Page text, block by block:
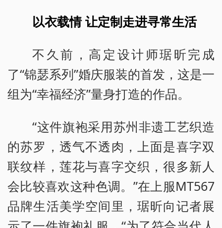
以衣载情 让定制走进寻常生活
不久前，高定设计师琚昕完成
了“锦瑟系列”婚庆服装的首发，这是一
组为“幸福经济”量身打造的作品。
“这件旗袍采用苏州非遗工艺织造
的苏罗，透气不透肉，上面是喜字双
联纹样，莲花与喜字交织，很多新人
会比较喜欢这种色调。”在上服MT567
品牌生活美学空间里，琚昕向记者展